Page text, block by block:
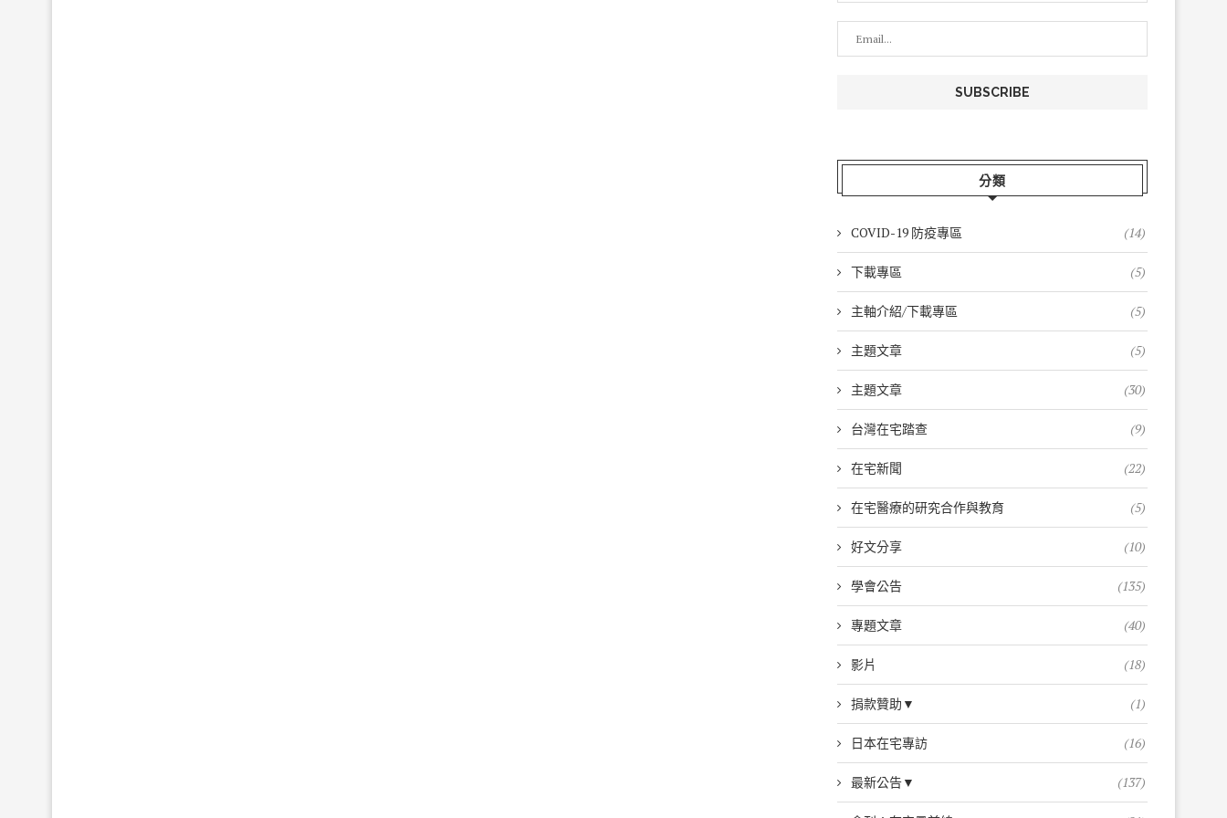
分類
COVID-19 防疫專區 (14)
下載專區 (5)
主軸介紹/下載專區 (5)
主題文章 (5)
主題文章 (30)
台灣在宅踏查 (9)
在宅新聞 (22)
在宅醫療的研究合作與教育 (5)
好文分享 (10)
學會公告 (135)
專題文章 (40)
影片 (18)
捐款贊助▼ (1)
日本在宅專訪 (16)
最新公告▼ (137)